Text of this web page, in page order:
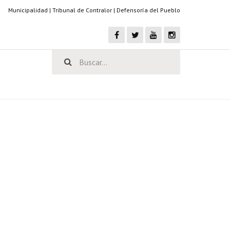
Municipalidad | Tribunal de Contralor | Defensoría del Pueblo